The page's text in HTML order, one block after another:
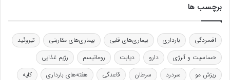
برچسب ها
افسردگی بارداری بیماری‌های قلبی بیماری‌های مقاربتی
تیروئید
حساسیت و آلرژی
دارو دیابت روماتیسم
رژیم غذایی
ریزش مو
سردرد سرطان قاعدگی هفته‌های بارداری
کلیه